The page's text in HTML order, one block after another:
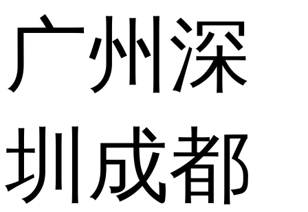
广州 深
圳 成都